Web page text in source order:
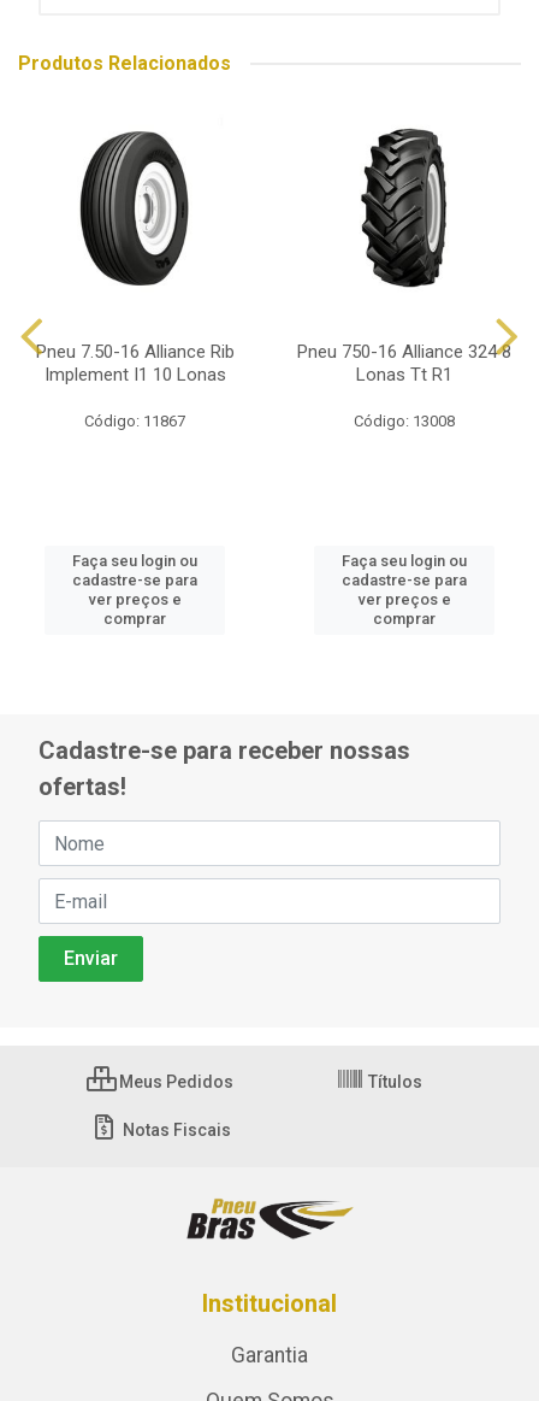
Produtos Relacionados
Pneu 7.50-16 Alliance Rib
Implement I1 10 Lonas
Código: 11867
Faça seu login ou
cadastre-se para
ver preços e
comprar
Pneu 750-16 Alliance 324 8
Lonas Tt R1
Código: 13008
Faça seu login ou
cadastre-se para
ver preços e
comprar
Cadastre-se para receber nossas
ofertas!
Meus Pedidos Títulos
Notas Fiscais
Institucional
Garantia